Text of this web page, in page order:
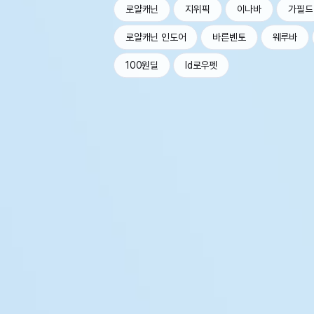
로얄캐닌 지위픽 이나바 가필드
로얄캐닌 인도어 바른벤토 웨루바
100원딜 Id로우펫